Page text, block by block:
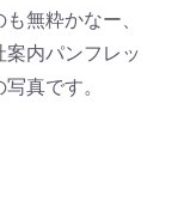
無粋かなー、
内パンフレッ
真です。